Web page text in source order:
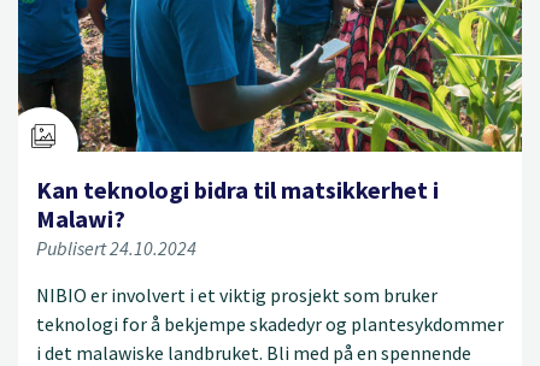
Kan teknologi bidra til matsikkerhet i
Malawi?
Publisert 24.10.2024
NIBIO er involvert i et viktig prosjekt som bruker
teknologi for å bekjempe skadedyr og plantesykdommer
i det malawiske landbruket. Bli med på en spennende